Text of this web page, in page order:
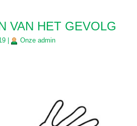
VAN HET GEVOLG
| Onze admin